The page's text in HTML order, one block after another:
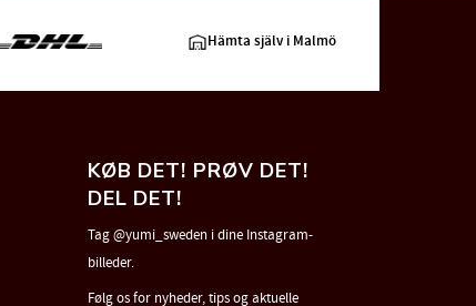
Hämta själv i Malmö
KØB DET! PRØV DET!
DEL DET!
Tag @yumi_sweden i dine Instagram-
billeder.
Følg os for nyheder, tips og aktuelle